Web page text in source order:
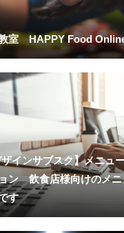
室 HAPPY Food
インサブスク】メニュ
ン 飲食店様向けのメニ
す